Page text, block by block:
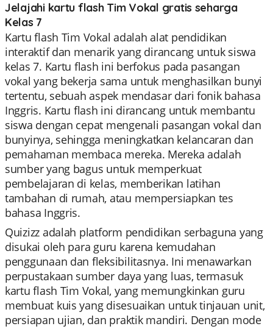
Jelajahi kartu flash Tim Vokal gratis seharga
Kelas 7
Kartu flash Tim Vokal adalah alat pendidikan
interaktif dan menarik yang dirancang untuk siswa
kelas 7. Kartu flash ini berfokus pada pasangan
vokal yang bekerja sama untuk menghasilkan bunyi
tertentu, sebuah aspek mendasar dari fonik bahasa
Inggris. Kartu flash ini dirancang untuk membantu
siswa dengan cepat mengenali pasangan vokal dan
bunyinya, sehingga meningkatkan kelancaran dan
pemahaman membaca mereka. Mereka adalah
sumber yang bagus untuk memperkuat
pembelajaran di kelas, memberikan latihan
tambahan di rumah, atau mempersiapkan tes
bahasa Inggris.
Quizizz adalah platform pendidikan serbaguna yang
disukai oleh para guru karena kemudahan
penggunaan dan fleksibilitasnya. Ini menawarkan
perpustakaan sumber daya yang luas, termasuk
kartu flash Tim Vokal, yang memungkinkan guru
membuat kuis yang disesuaikan untuk tinjauan unit,
persiapan ujian, dan praktik mandiri. Dengan mode